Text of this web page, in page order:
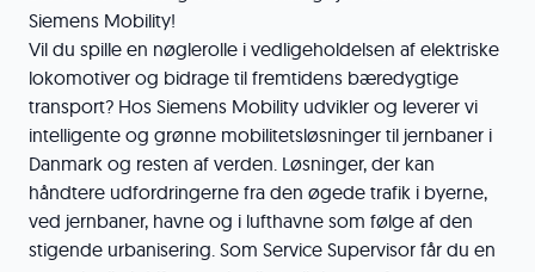
Siemens Mobility!
Vil du spille en nøglerolle i vedligeholdelsen af elektriske
lokomotiver og bidrage til fremtidens bæredygtige
transport? Hos Siemens Mobility udvikler og leverer vi
intelligente og grønne mobilitetsløsninger til jernbaner i
Danmark og resten af verden. Løsninger, der kan
håndtere udfordringerne fra den øgede trafik i byerne,
ved jernbaner, havne og i lufthavne som følge af den
stigende urbanisering. Som Service Supervisor får du en